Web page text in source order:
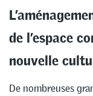
de l’espace
nouvelle
De nombreuses